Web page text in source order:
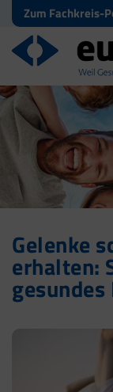
Zum Fachkreis-
Gelenke
erhalten:
gesundes